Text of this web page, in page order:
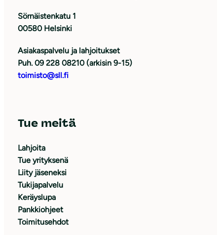
Sörnäistenkatu 1
00580 Helsinki
Asiakaspalvelu ja lahjoitukset
Puh. 09 228 08210 (arkisin 9-15)
toimisto@sll.fi
Tue meitä
Lahjoita
Tue yrityksenä
Liity jäseneksi
Tukijapalvelu
Keräyslupa
Pankkiohjeet
Toimitusehdot